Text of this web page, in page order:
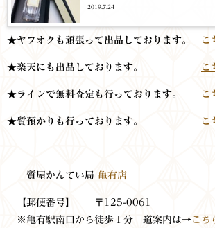
2019.7.24
★ヤフオクも頑張って出品しております。 こ
★楽天にも出品しております。 こ
★ラインで無料査定も行っております。 こ
★質預かりも行っております。 こ
質屋かんてい局 亀有店
【郵便番号】 〒125-0061
※亀有駅南口から徒歩１分 道案内は→こち